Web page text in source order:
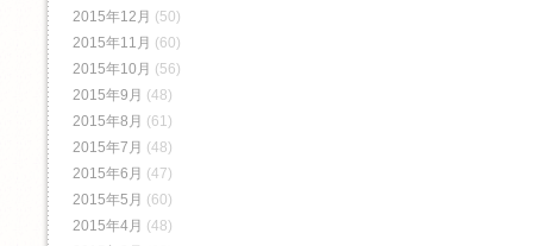
2015年12月 (50)
2015年11月 (60)
2015年10月 (56)
2015年9月 (48)
2015年8月 (61)
2015年7月 (48)
2015年6月 (47)
2015年5月 (60)
2015年4月 (48)